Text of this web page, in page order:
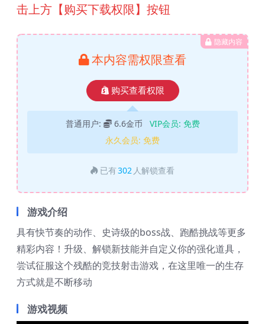
击上方【购买下载权限】按钮
隐藏内容
本内容需权限查看
购买查看权限
普通用户: 6.6金币 VIP会员: 免费
永久会员: 免费
已有302 人解锁查看
游戏介绍
具有快节奏的动作、史诗级的boss战、跑酷挑战等更多
精彩内容！升级、解锁新技能并自定义你的强化道具，
尝试征服这个残酷的竞技射击游戏，在这里唯一的生存
方式就是不断移动
游戏视频